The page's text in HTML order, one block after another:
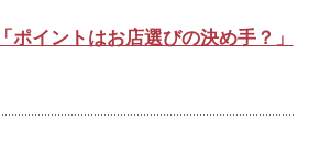
ポイントはお店選びの決め手？」